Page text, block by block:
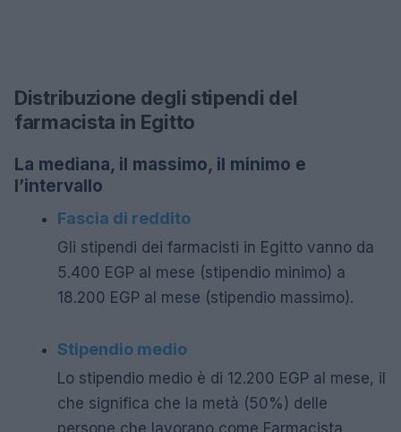
Distribuzione degli stipendi del
farmacista in Egitto
La mediana, il massimo, il minimo e
l’intervallo
Fascia di reddito
Gli stipendi dei farmacisti in Egitto vanno da
5.400 EGP al mese (stipendio minimo) a
18.200 EGP al mese (stipendio massimo).
Stipendio medio
Lo stipendio medio è di 12.200 EGP al mese, il
che significa che la metà (50%) delle
persone che lavorano come Farmacista